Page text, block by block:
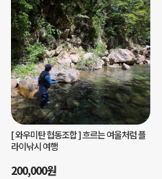
[ 마을선생님협동조합 ]나만의 스티치로
완성하는 가죽키링 체험
35,000원